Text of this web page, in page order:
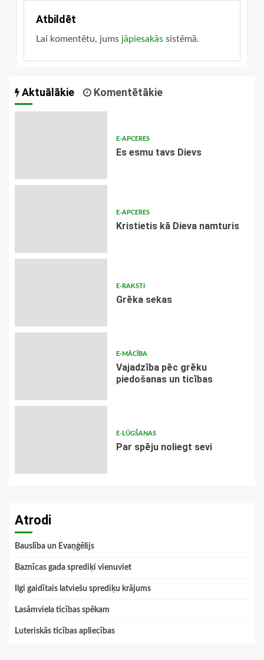
Atbildēt
Lai komentētu, jums jāpiesakās sistēmā.
Aktuālākie Komentētākie
E-APCERES
Es esmu tavs Dievs
E-APCERES
Kristietis kā Dieva namturis
E-RAKSTI
Grēka sekas
E-MĀCĪBA
Vajadzība pēc grēku
piedošanas un ticības
E-LŪGŠANAS
Par spēju noliegt sevi
Atrodi
Bauslība un Evaņģēlijs
Baznīcas gada sprediķi vienuviet
Ilgi gaidītais latviešu sprediķu krājums
Lasāmviela ticības spēkam
Luteriskās ticības apliecības